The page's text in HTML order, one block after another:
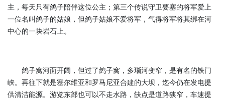
主，每天只有鸽子陪伴这位公主；第三个传说守卫要塞的将军爱上
一位名叫鸽子的姑娘，但鸽子姑娘不爱将军，气得将军将其绑在河
中心的一块岩石上。
鸽子窝河面开阔，但过了鸽子窝，多瑙河变窄，是有名的铁门
峡。再往下就是塞尔维亚和罗马尼亚合建的大坝，迄今仍在发电提
供清洁能源。游览东部也可以不走水路，缺点是道路狭窄，车速提